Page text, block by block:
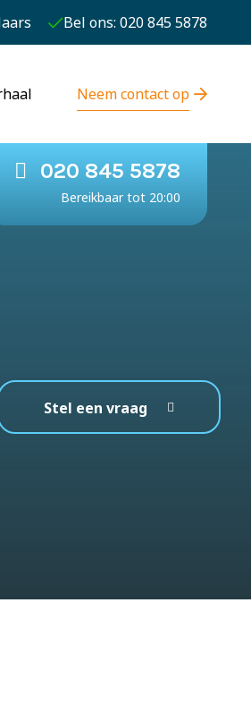
Bel ons: 020 845 5878
Neem contact op
020 845 5878
Bereikbaar tot 20:00
Stel een vraag